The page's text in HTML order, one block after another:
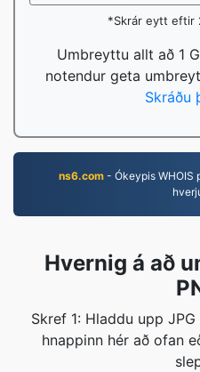
*Skrár eytt eftir
Umbreyttu allt að 1
notendur geta
Skráðu
ns6.com- Ókeypis WHOIS
Hvernig á að
Skref 1: Hladdu upp
hnappinn hér að ofan